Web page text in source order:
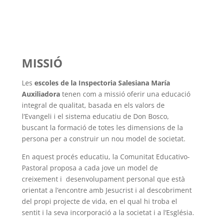
MISSIÓ
Les escoles de la Inspectoria Salesiana María
Auxiliadoratenen com a missió oferir una educació
integral de qualitat, basada en els valors de
l’Evangeli i el sistema educatiu de Don Bosco,
buscant la formació de totes les dimensions de la
persona per a construir un nou model de societat.
En aquest procés educatiu, la Comunitat Educativo-
Pastoral proposa a cada jove un model de
creixement i desenvolupament personal que està
orientat a l’encontre amb Jesucrist i al descobriment
del propi projecte de vida, en el qual hi troba el
sentit i la seva incorporació a la societat i a l’Església.